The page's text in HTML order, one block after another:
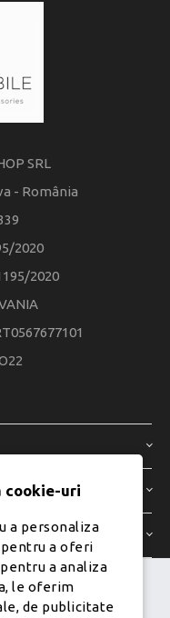
SRL
- România
2020
2020
-
cookie-uri
a personaliza
a oferi
a analiza
le oferim
de publicitate